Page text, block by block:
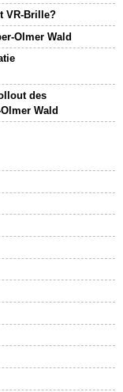
VR-Brille?
Olmer Wald
des
Wald